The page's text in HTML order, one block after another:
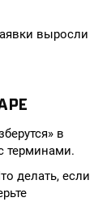
выросли
в
терминами.
делать, если